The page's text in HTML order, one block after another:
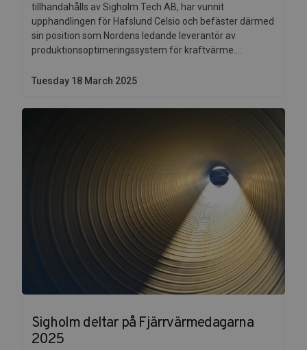
tillhandahålls av Sigholm Tech AB, har vunnit
upphandlingen för Hafslund Celsio och befäster därmed
sin position som Nordens ledande leverantör av
produktionsoptimeringssystem för kraftvärme....
Tuesday 18 March 2025
Sigholm deltar på Fjärrvärmedagarna
2025